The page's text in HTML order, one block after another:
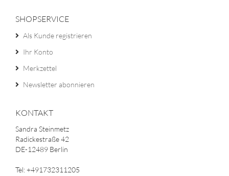
SHOPSERVICE
Als Kunde registrieren
Ihr Konto
Merkzettel
Newsletter abonnieren
KONTAKT
Sandra Steinmetz
Radickestraße 42
DE-12489 Berlin
Tel: +491732311205